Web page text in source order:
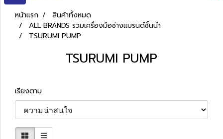
หน้าแรก
สินค้าทั้งหมด
ALL BRANDS รวมเครื่องมือช่างแบรนด์ชั้นนำ
TSURUMI PUMP
TSURUMI PUMP
เรียงตาม